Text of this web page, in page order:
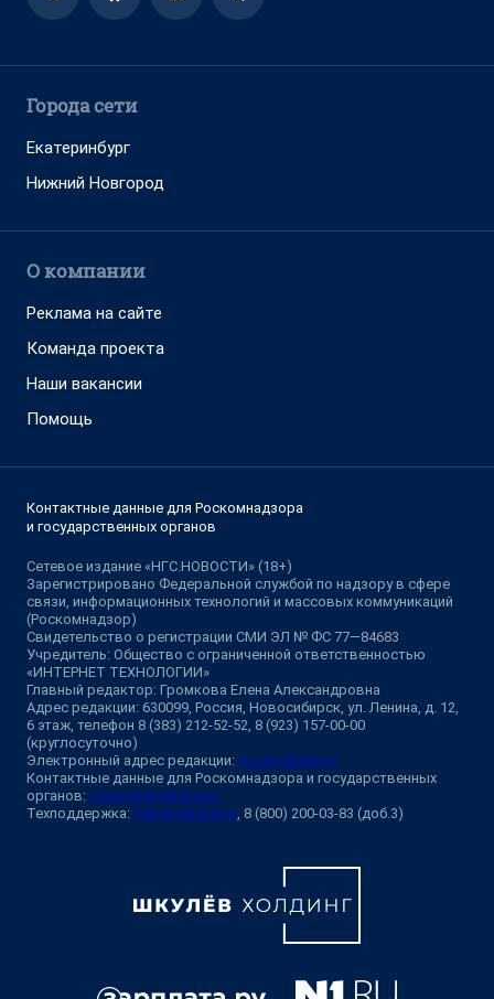
Города сети
Екатеринбург
Нижний Новгород
О компании
Реклама на сайте
Команда проекта
Наши вакансии
Помощь
Контактные данные для Роскомнадзора
и государственных органов
Сетевое издание «НГС.НОВОСТИ» (18+)
Зарегистрировано Федеральной службой по надзору в сфере
связи, информационных технологий и массовых коммуникаций
(Роскомнадзор)
Свидетельство о регистрации СМИ ЭЛ № ФС 77—84683
Учредитель: Общество с ограниченной ответственностью
«ИНТЕРНЕТ ТЕХНОЛОГИИ»
Главный редактор: Громкова Елена Александровна
Адрес редакции: 630099, Россия, Новосибирск, ул. Ленина, д. 12,
6 этаж, телефон 8 (383) 212-52-52, 8 (923) 157-00-00
(круглосуточно)
Электронный адрес редакции: ngs@shkulev.ru
Контактные данные для Роскомнадзора и государственных
органов: juristnsk@shkulev.ru
Техподдержка: help@shkulev.ru, 8 (800) 200-03-83 (доб.3)